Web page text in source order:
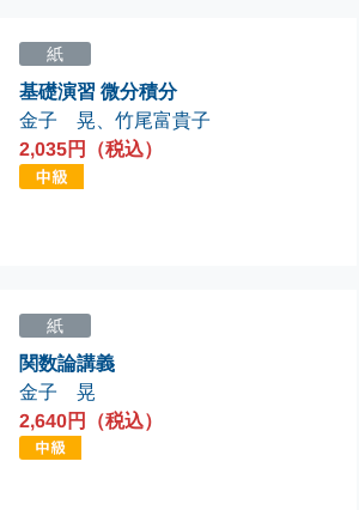
紙
基礎演習 微分積分
金子 晃、竹尾富貴子
2,035円（税込）
紙
関数論講義
金子 晃
2,640円（税込）